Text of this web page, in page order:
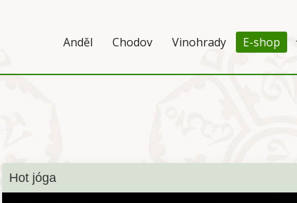
Anděl Chodov Vinohrady E-shop
Hot jóga